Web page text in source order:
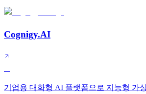
Cognigy.AI
기업용 대화형 AI 플랫폼으로 지능형 가